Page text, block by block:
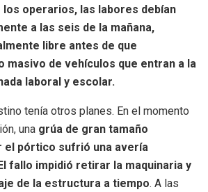
los operarios, las labores debían
a las seis de la mañana,
libre antes de que
masivo de vehículos que entran a la
laboral y escolar.
tenía otros planes. En el momento
una grúa de gran tamaño
el pórtico sufrió una avería
fallo impidió retirar la maquinaria y
de la estructura a tiempo. A las